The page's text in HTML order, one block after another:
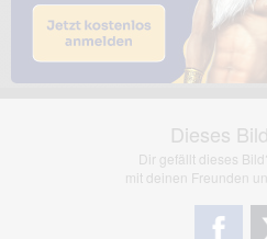
Das dargestellte Bild wurde von einem
übernimmt keinerlei Haftung für den
jedoch bei Verstößen nach
Dieses
Dir gefällt dieses
mit deinen Freunden